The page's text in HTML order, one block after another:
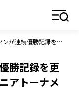
プラヤド・マークセンが連続優勝記録を更新！「コスモヘルスカップシニアトーナメント2022」
勝記録を更
アトーナメ